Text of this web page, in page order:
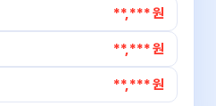
**,*** 원
**,*** 원
**,*** 원